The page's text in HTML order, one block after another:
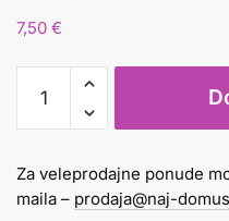
7,50 €
ALPINO
1/6
sa
raznobojnim
Za veleprodajne ponude
maila – prodaja@naj-